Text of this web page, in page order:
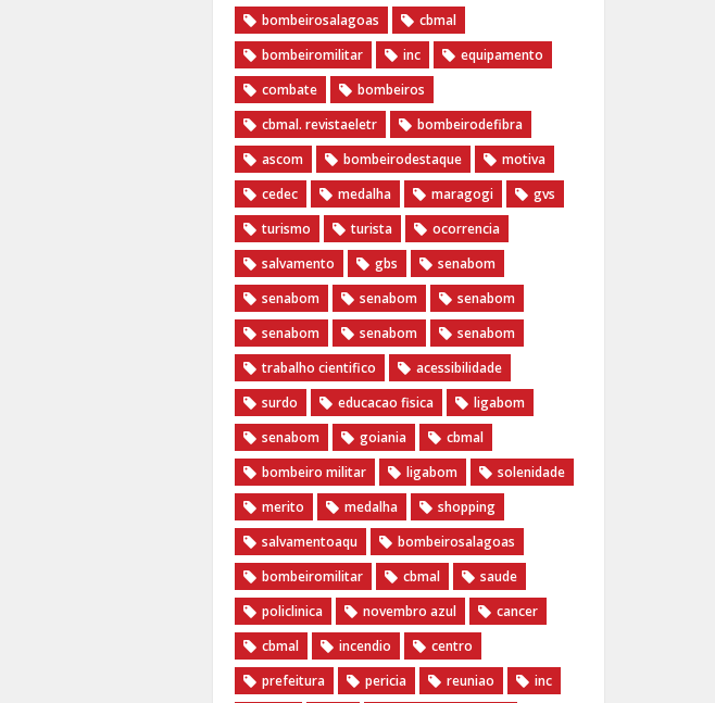
bombeirosalagoas
cbmal
bombeiromilitar
inc
equipamento
combate
bombeiros
cbmal. revistaeletr
bombeirodefibra
ascom
bombeirodestaque
motiva
cedec
medalha maragogi
gvs
turismo
turista
ocorrencia
salvamento
gbs
senabom
senabom
senabom
senabom
senabom
senabom
senabom
trabalho cientifico
acessibilidade
surdo
educacao fisica
ligabom
senabom
goiania
cbmal
bombeiro militar
ligabom
solenidade
merito
medalha
shopping
salvamentoaqu
bombeirosalagoas
bombeiromilitar
cbmal
saude
policlinica
novembro azul
cancer
cbmal
incendio
centro
prefeitura
pericia reuniao
inc